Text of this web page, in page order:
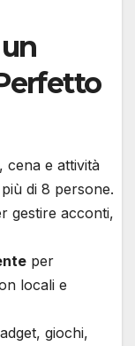
cena e attività
di 8 persone.
gestire acconti,
per
locali e
giochi,